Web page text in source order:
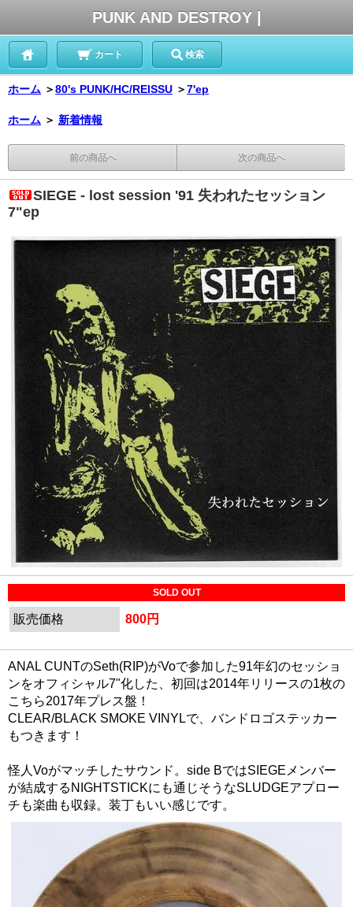
PUNK AND DESTROY |
カート 検索
ホーム ＞80's PUNK/HC/REISSU ＞7'ep
ホーム ＞ 新着情報
前の商品へ 次の商品へ
SIEGE - lost session '91 失われたセッション
7"ep
SOLD OUT
販売価格 800円
ANAL CUNTのSeth(RIP)がVoで参加した91年幻のセッショ
ンをオフィシャル7"化した、初回は2014年リリースの1枚の
こちら2017年プレス盤！
CLEAR/BLACK SMOKE VINYLで、バンドロゴステッカー
もつきます！
怪人Voがマッチしたサウンド。side BではSIEGEメンバー
が結成するNIGHTSTICKにも通じそうなSLUDGEアプロー
チも楽曲も収録。装丁もいい感じです。